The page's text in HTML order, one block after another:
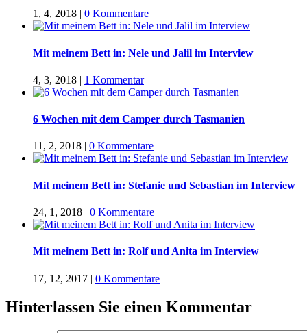
1, 4, 2018 | 0 Kommentare
Mit meinem Bett in: Nele und Jalil im Interview
4, 3, 2018 | 1 Kommentar
6 Wochen mit dem Camper durch Tasmanien
11, 2, 2018 | 0 Kommentare
Mit meinem Bett in: Stefanie und Sebastian im Interview
24, 1, 2018 | 0 Kommentare
Mit meinem Bett in: Rolf und Anita im Interview
17, 12, 2017 | 0 Kommentare
Hinterlassen Sie einen Kommentar